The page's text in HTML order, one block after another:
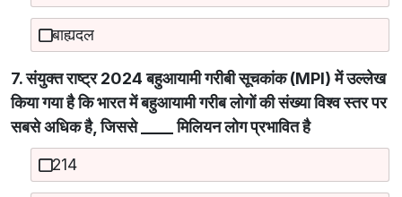
बाह्यदल
7. संयुक्त राष्ट्र 2024 बहुआयामी गरीबी सूचकांक (MPI) में उल्लेख
किया गया है कि भारत में बहुआयामी गरीब लोगों की संख्या विश्व स्तर पर
सबसे अधिक है, जिससे ____ मिलियन लोग प्रभावित है
214